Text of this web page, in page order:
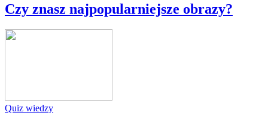
Czy znasz najpopularniejsze obrazy?
Quiz wiedzy